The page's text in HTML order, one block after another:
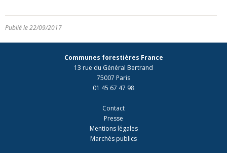
Publié le 22/09/2017
Communes forestières France
13 rue du Général Bertrand
75007 Paris
01 45 67 47 98
Contact
Presse
Mentions légales
Marchés publics